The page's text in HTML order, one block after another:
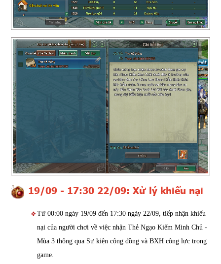
19/09 - 17:30 22/09: Xử lý khiếu nại
Từ 00:00 ngày 19/09 đến 17:30 ngày 22/09, tiếp nhận khiếu
nại của người chơi về việc nhận Thẻ Ngạo Kiếm Minh Chủ -
Mùa 3 thông qua Sự kiện cộng đồng và BXH công lực trong
game.